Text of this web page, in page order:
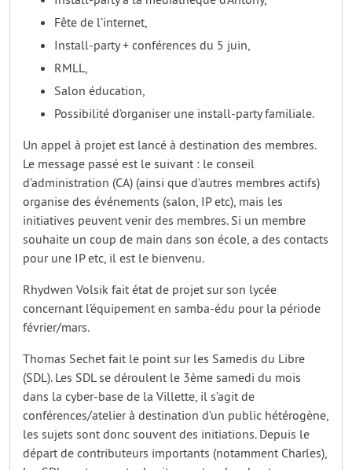
Fête de l’internet,
Install-party + conférences du 5 juin,
RMLL,
Salon éducation,
Possibilité d’organiser une install-party familiale.
Un appel à projet est lancé à destination des membres.
Le message passé est le suivant : le conseil
d’administration (CA) (ainsi que d’autres membres actifs)
organise des événements (salon, IP etc), mais les
initiatives peuvent venir des membres. Si un membre
souhaite un coup de main dans son école, a des contacts
pour une IP etc, il est le bienvenu.
Rhydwen Volsik fait état de projet sur son lycée
concernant l’équipement en samba-édu pour la période
février/mars.
Thomas Sechet fait le point sur les Samedis du Libre
(SDL). Les SDL se déroulent le 3ème samedi du mois
dans la cyber-base de la Villette, il s’agit de
conférences/atelier à destination d’un public hétérogène,
les sujets sont donc souvent des initiations. Depuis le
départ de contributeurs importants (notamment Charles),